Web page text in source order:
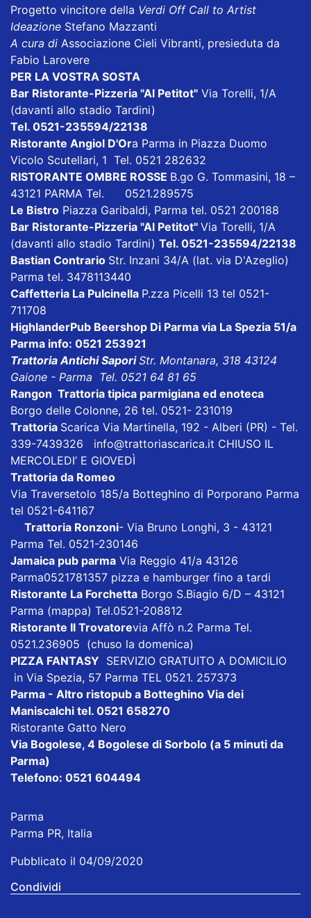
Progetto vincitore della Verdi Off Call to Artist
Ideazione Stefano Mazzanti
A cura di Associazione Cieli Vibranti, presieduta da
Fabio Larovere
PER LA VOSTRA SOSTA
Bar Ristorante-Pizzeria "Al Petitot" Via Torelli, 1/A
(davanti allo stadio Tardini)
Tel. 0521-235594/22138
Ristorante Angiol D'Ora Parma in Piazza Duomo
Vicolo Scutellari, 1 Tel. 0521 282632
RISTORANTE OMBRE ROSSE B.go G. Tommasini, 18 –
43121 PARMA Tel. 0521.289575
Le Bistro Piazza Garibaldi, Parma tel. 0521 200188
Bar Ristorante-Pizzeria "Al Petitot" Via Torelli, 1/A
(davanti allo stadio Tardini) Tel. 0521-235594/22138
Bastian Contrario Str. Inzani 34/A (lat. via D'Azeglio)
Parma tel. 3478113440
Caffetteria La Pulcinella P.zza Picelli 13 tel 0521-
711708
HighlanderPub Beershop Di Parma via La Spezia 51/a
Parma info: 0521 253921
Trattoria Antichi SaporiStr. Montanara, 318 43124
Gaione - Parma Tel. 0521 64 81 65
Rangon Trattoria tipica parmigiana ed enoteca
Borgo delle Colonne, 26 tel. 0521- 231019
Trattoria Scarica Via Martinella, 192 - Alberi (PR) - Tel.
339-7439326 info@trattoriascarica.it CHIUSO IL
MERCOLEDI’ E GIOVEDÌ
Trattoria da Romeo
Via Traversetolo 185/a Botteghino di Porporano Parma
tel 0521-641167
Trattoria Ronzoni- Via Bruno Longhi, 3 - 43121
Parma Tel. 0521-230146
Jamaica pub parma Via Reggio 41/a 43126
Parma0521781357 pizza e hamburger fino a tardi
Ristorante La Forchetta Borgo S.Biagio 6/D – 43121
Parma (mappa) Tel.0521-208812
Ristorante Il Trovatorevia Affò n.2 Parma Tel.
0521.236905 (chuso la domenica)
PIZZA FANTASY SERVIZIO GRATUITO A DOMICILIO
in Via Spezia, 57 Parma TEL 0521. 257373
Parma - Altro ristopub a Botteghino Via dei
Maniscalchi tel. 0521 658270
Ristorante Gatto Nero
Via Bogolese, 4 Bogolese di Sorbolo (a 5 minuti da
Parma)
Telefono: 0521 604494
Parma
Parma PR, Italia
Pubblicato il 04/09/2020
Condividi